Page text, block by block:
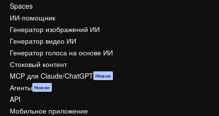
Spaces
ИИ-помощник
Генератор изображений ИИ
Генератор видео ИИ
Генератор голоса на основе ИИ
Стоковый контент
MCP для Claude/ChatGPT Новое
Агенты Новое
API
Мобильное приложение